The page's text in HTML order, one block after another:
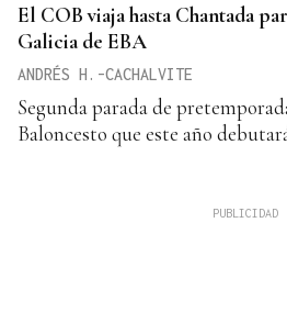
El COB viaja hasta Chantada
Galicia de EBA
ANDRÉS H.-CACHALVITE
Segunda parada de
Baloncesto que este año